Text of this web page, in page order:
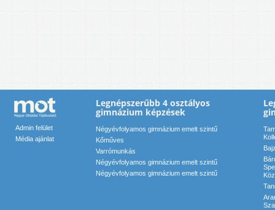
Admin felület
Média ajánlat
Legnépszerűbb 4 osztályos
gimnázium képzések
Négyévfolyamos gimnázium emelt szintű
Kőműves
Varrómunkás
Négyévfolyamos gimnázium emelt szintű
Négyévfolyamos gimnázium emelt szintű